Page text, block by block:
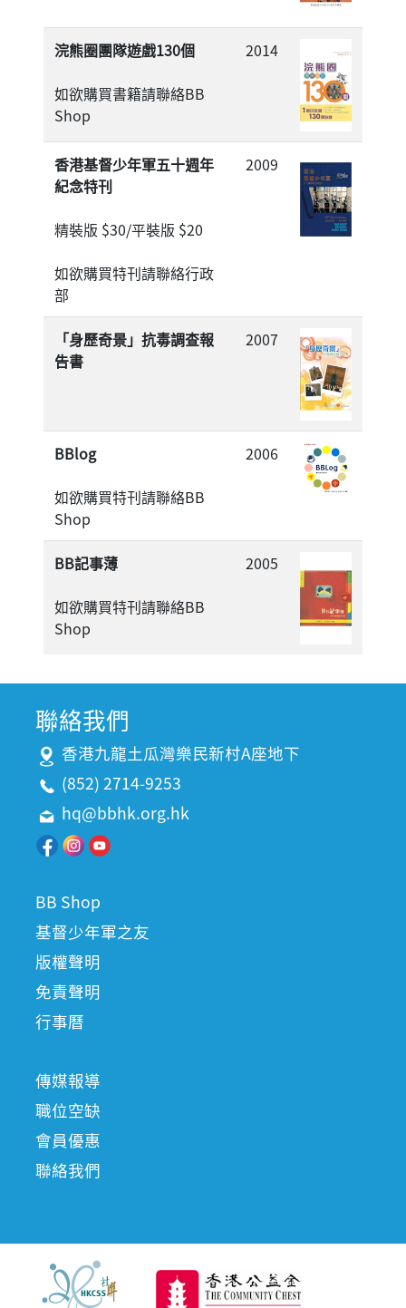
浣熊圈團隊遊戲130個
如欲購買書籍請聯絡BB
Shop
2014
香港基督少年軍五十週年
紀念特刊
精裝版 $30/平裝版 $20
如欲購買特刊請聯絡行政
部
2009
「身歷奇景」抗毒調查報
告書
2007
BBlog
如欲購買特刊請聯絡BB
Shop
2006
BB記事薄
如欲購買特刊請聯絡BB
Shop
2005
聯絡我們
香港九龍土瓜灣樂民新村A座地下
(852) 2714-9253
hq@bbhk.org.hk
BB Shop
基督少年軍之友
版權聲明
免責聲明
行事曆
傳媒報導
職位空缺
會員優惠
聯絡我們